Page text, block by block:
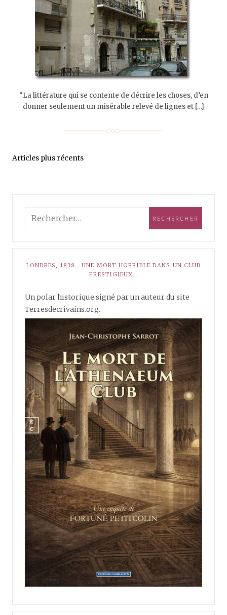
“La littérature qui se contente de décrire les choses, d’en
donner seulement un misérable relevé de lignes et […]
Articles plus récents
LONDRES, 1838… UNE MORT HORRIBLE DANS UN CLUB
PRESTIGIEUX…
Un polar historique signé par un auteur du site
Terresdecrivains.org.